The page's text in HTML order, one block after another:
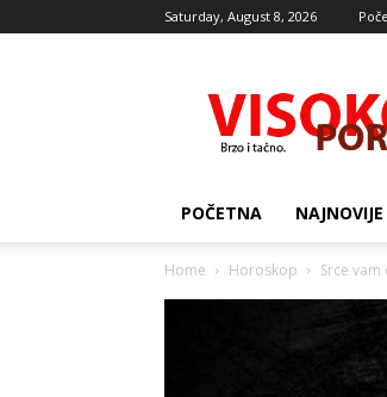
Saturday, August 8, 2026
portal
POČETNA NAJNOVIJE
Home Horoskop Srce